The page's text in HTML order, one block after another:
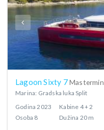
Lagoon Sixty 7
Marina: Gradska luka Split
Godina 2023 Kabine 4 + 2
Osoba 8 Dužina 20 m